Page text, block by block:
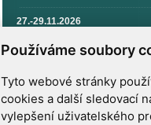
Používáme soubory
Tyto webové stránky
cookies a další sledovací
vylepšení uživatelského
27.-29.11.2026
TECHNIKA A KOSMICKÉ
TECHNOLOGIE